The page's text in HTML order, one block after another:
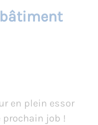
en plein essor
job !